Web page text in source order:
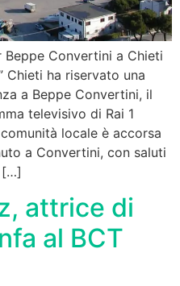
Convertini a Chieti
Chieti ha riservato una
a Beppe Convertini, il
televisivo di Rai 1
locale è accorsa
a Convertini, con saluti
[…]
attrice di
al BCT